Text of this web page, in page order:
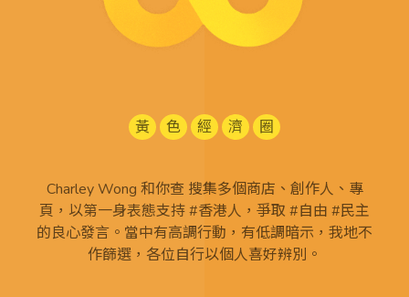
黃 色 經 濟 圈
Charley Wong 和你查 搜集多個商店、創作人、專
頁，以第一身表態支持 #香港人，爭取 #自由 #民主
的良心發言。當中有高調行動，有低調暗示，我地不
作篩選，各位自行以個人喜好辨別。